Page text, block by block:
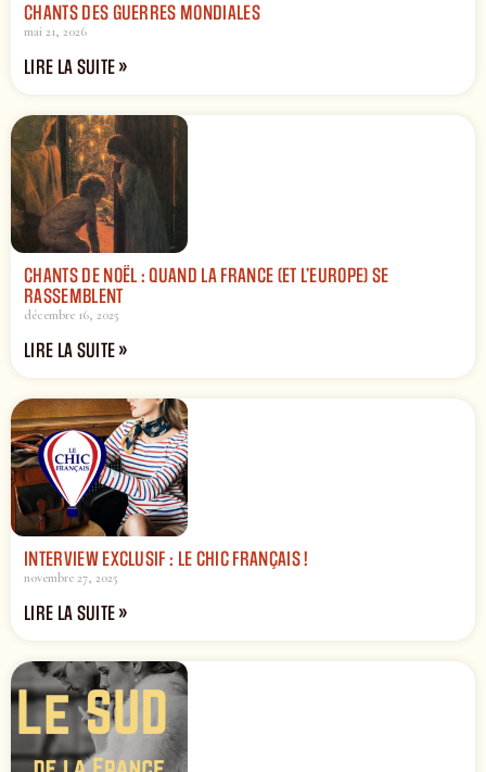
CHANTS DES GUERRES MONDIALES
mai 21, 2026
LIRE LA SUITE »
CHANTS DE NOËL : QUAND LA FRANCE (ET L’EUROPE) SE
RASSEMBLENT
décembre 16, 2025
LIRE LA SUITE »
INTERVIEW EXCLUSIF : LE CHIC FRANÇAIS !
novembre 27, 2025
LIRE LA SUITE »